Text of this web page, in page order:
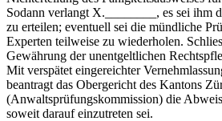
Sodann verlangt X.________, es sei ihm
zu erteilen; eventuell sei die mündliche
Experten teilweise zu wiederholen.
Gewährung der unentgeltlichen
Mit verspätet eingereichter
beantragt das Obergericht des Kantons
(Anwaltsprüfungskommission) die
soweit darauf einzutreten sei.